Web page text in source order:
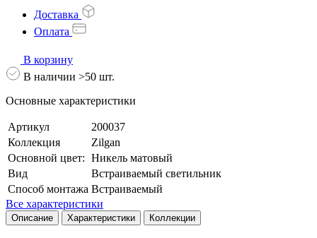
Доставка
Оплата
В корзину
В наличии >50 шт.
Основные характеристики
Артикул
200037
Коллекция
Zilgan
Основной цвет: Никель матовый
Вид
Встраиваемый светильник
Способ монтажа Встраиваемый
Все характеристики
Описание Характеристики Коллекции